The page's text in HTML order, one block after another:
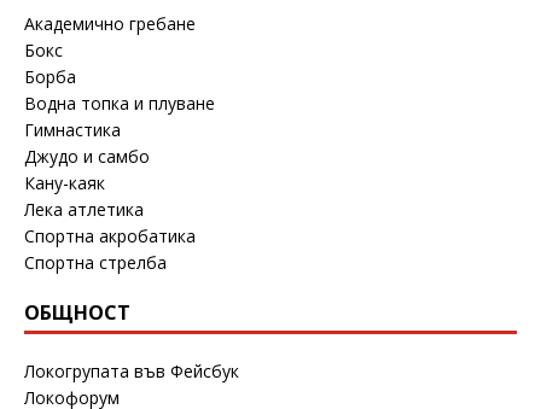
Академично гребане
Бокс
Борба
Водна топка и плуване
Гимнастика
Джудо и самбо
Кану-каяк
Лека атлетика
Спортна акробатика
Спортна стрелба
ОБЩНОСТ
Локогрупата във Фейсбук
Локофорум